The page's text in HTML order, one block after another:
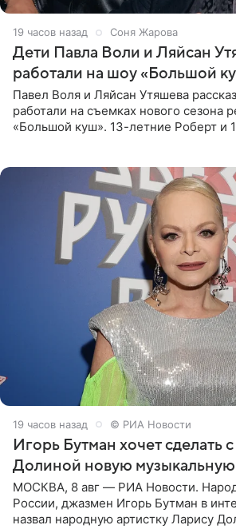
19 часов назад Соня Жарова
Дети Павла Воли и Ляйсан
работали на шоу «Большой
Павел Воля и Ляйсан Утяшева
работали на съемках нового сезона
«Большой куш». 13-летние Роберт и
19 часов назад © РИА Новости
Игорь Бутман хочет сделать
Долиной новую
МОСКВА, 8 авг — РИА Новости.
России, джазмен Игорь Бутман в
назвал народную артистку Ларису